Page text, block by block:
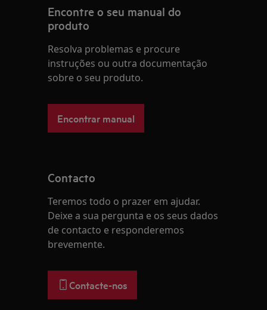
Encontre o seu manual do
produto
Resolva problemas e procure
instruções ou outra documentação
sobre o seu produto.
Encontrar manual
Contacto
Teremos todo o prazer em ajudar.
Deixe a sua pergunta e os seus dados
de contacto e responderemos
brevemente.
Contacte-nos